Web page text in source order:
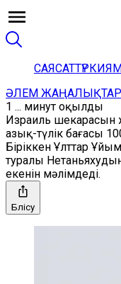
САЯСАТТҮРКИЯ
ӘЛЕМ
1 ... минут оқылды
Израиль шекарасын
азық-түлік бағасы
Біріккен Ұлттар
туралы
екенін мәлімдеді.
Бөлісу